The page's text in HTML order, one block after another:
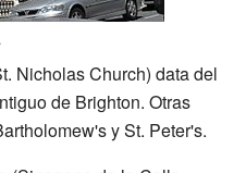
Nicholas Church) data del
de Brighton. Otras
y St. Peter's.